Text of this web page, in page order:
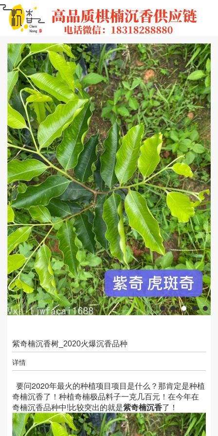
紫奇楠沉香树_2020火爆沉香品种
详情
要问2020年最火的种植项目项目是什么？那肯定是种植
奇楠沉香了！种植奇楠极品料子一克几百元！在今年在
奇楠沉香品种中!比较突出的就是紫奇楠沉香了！